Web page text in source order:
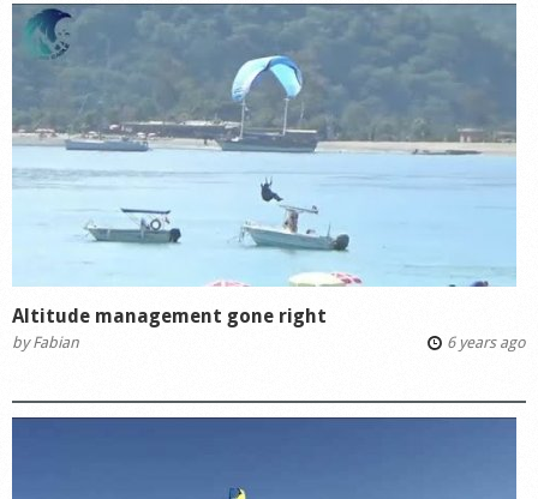
Altitude management gone right
byFabian 6 years ago